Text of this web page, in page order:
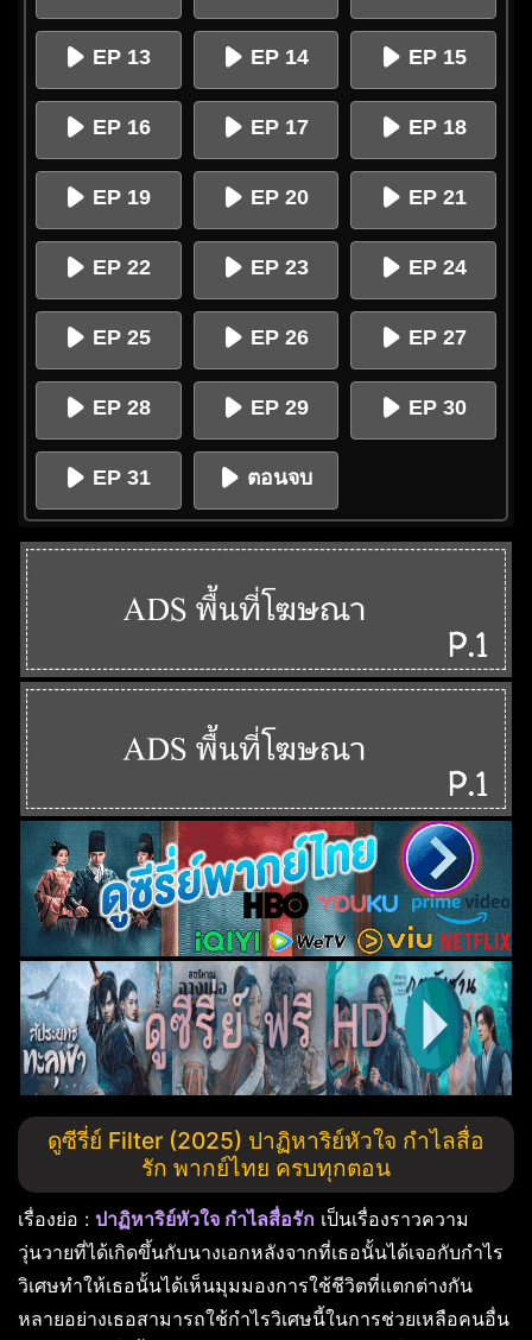
EP 13 EP 14 EP 15
EP 16 EP 17 EP 18
EP 19 EP 20 EP 21
EP 22 EP 23 EP 24
EP 25 EP 26 EP 27
EP 28 EP 29 EP 30
EP 31 ตอนจบ
ดูซีรี่ย์ Filter (2025) ปาฏิหาริย์หัวใจ กำไลสื่อ
รัก พากย์ไทย ครบทุกตอน
เรื่องย่อ : ปาฏิหาริย์หัวใจ กำไลสื่อรัก เป็นเรื่องราวความ
วุ่นวายที่ได้เกิดขึ้นกับนางเอกหลังจากที่เธอนั้นได้เจอกับกำไร
วิเศษทำให้เธอนั้นได้เห็นมุมมองการใช้ชีวิตที่แตกต่างกัน
หลายอย่างเธอสามารถใช้กำไรวิเศษนี้ในการช่วยเหลือคนอื่น